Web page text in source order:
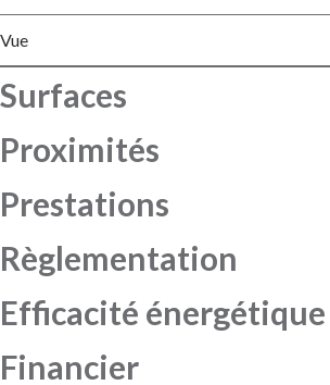
Vue
Surfaces
Proximités
Prestations
Règlementation
Efficacité énergétique
Financier